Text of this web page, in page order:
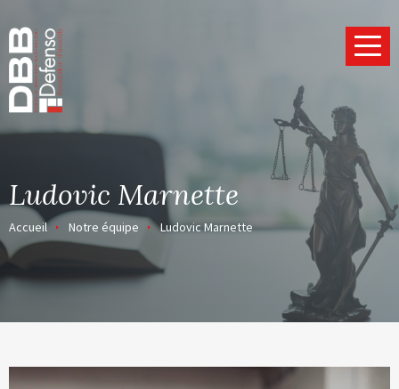
Page d’accueil
Ludovic Marnette
Accueil Notre équipe Ludovic Marnette